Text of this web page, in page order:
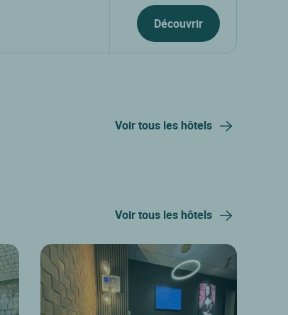
Découvrir
Voir tous les hôtels
Voir tous les hôtels